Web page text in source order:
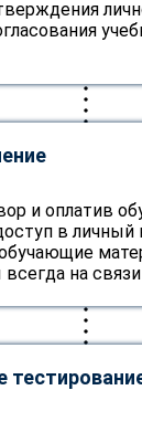
и оплатив
в личный
на